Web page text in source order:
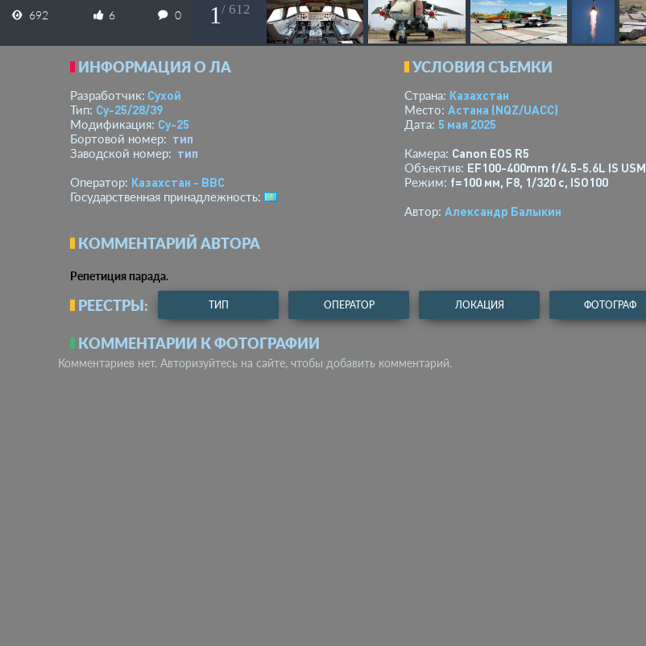
692 6 0 1 / 612
ИНФОРМАЦИЯ О ЛА
Разработчик: Сухой
Тип: Су-25/28/39
Модификация: Су-25
Бортовой номер: тип
Заводской номер: тип
Оператор: Казахстан - ВВС
Государственная принадлежность:
УСЛОВИЯ СЪЕМКИ
Страна: Казахстан
Место: Астана (NQZ/UACC)
Дата: 5 мая 2025
Камера: Canon EOS R5
Объектив: EF100-400mm f/4.5-5.6L IS USM
Режим: f=100 мм, F8, 1/320 с, ISO100
Автор: Александр Балыкин
КОММЕНТАРИЙ АВТОРА
Репетиция парада.
РЕЕСТРЫ: ТИП ОПЕРАТОР ЛОКАЦИЯ ФОТОГРАФ
КОММЕНТАРИИ К ФОТОГРАФИИ
Комментариев нет. Авторизуйтесь на сайте, чтобы добавить комментарий.